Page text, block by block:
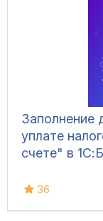
Заполнение
уплате
счете" в
36